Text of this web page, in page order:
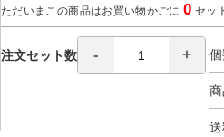
ただいまこの商品はお買い物かごに0 セッ
注文セット数
商
送